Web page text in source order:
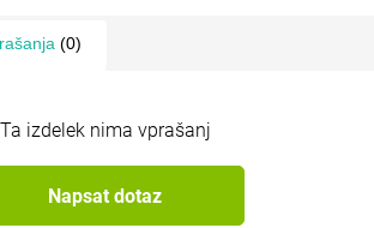
(0)
Ta izdelek nima vprašanj
Napsat dotaz